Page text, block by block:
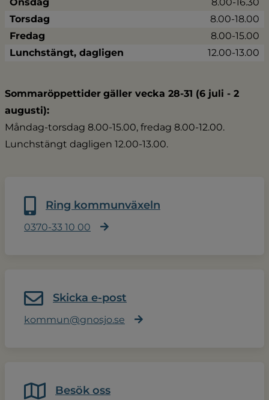
Torsdag
8.00-18.00
Fredag
8.00-15.00
Lunchstängt, dagligen
12.00-13.00
Sommaröppettider gäller vecka 28-31 (6 juli - 2
augusti):
Måndag-torsdag 8.00-15.00, fredag 8.00-12.00.
Lunchstängt dagligen 12.00-13.00.
Ring kommunväxeln
0370-33 10 00
Skicka e-post
kommun@gnosjo.se
Besök oss